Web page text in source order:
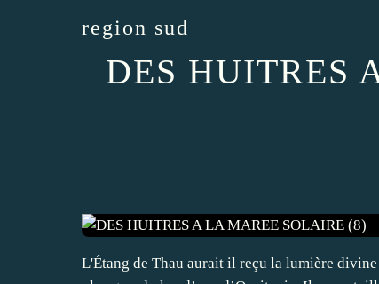
region sud
DES HUITRES
L'Étang de Thau aurait il reçu la lumière